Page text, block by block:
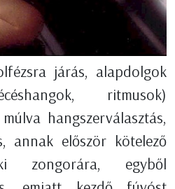
járás, alapdolgok
ritmusok)
hangszerválasztás,
annak először kötelező
zongorára, egyből